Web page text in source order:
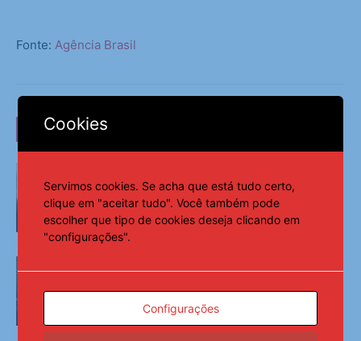
Fonte: Agência Brasil
LEIA TAMBÉM
Últimas Notícias
consultar o cartão de inscrição
turísticos são fechados por ventania
Cookies
Servimos cookies. Se acha que está tudo certo,
clique em "aceitar tudo". Você também pode
escolher que tipo de cookies deseja clicando em
"configurações".
Configurações